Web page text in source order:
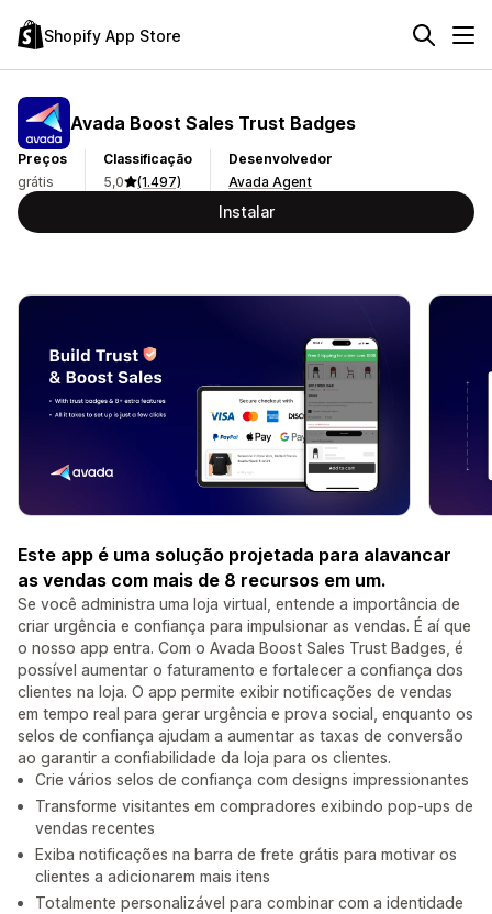
Shopify App Store
Avada Boost Sales Trust Badges
Preços
grátis
Classificação
5,0
(1.497)
Desenvolvedor
Avada Agent
Instalar
Este app é uma solução projetada para alavancar
as vendas com mais de 8 recursos em um.
Se você administra uma loja virtual, entende a importância de
criar urgência e confiança para impulsionar as vendas. É aí que
o nosso app entra. Com o Avada Boost Sales Trust Badges, é
possível aumentar o faturamento e fortalecer a confiança dos
clientes na loja. O app permite exibir notificações de vendas
em tempo real para gerar urgência e prova social, enquanto os
selos de confiança ajudam a aumentar as taxas de conversão
ao garantir a confiabilidade da loja para os clientes.
Crie vários selos de confiança com designs impressionantes
Transforme visitantes em compradores exibindo pop-ups de
vendas recentes
Exiba notificações na barra de frete grátis para motivar os
clientes a adicionarem mais itens
Totalmente personalizável para combinar com a identidade